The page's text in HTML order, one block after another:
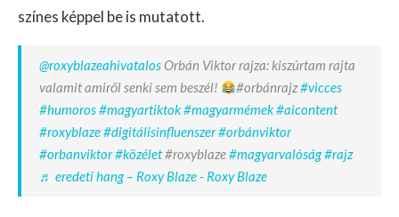
színes képpel be is mutatott.
@roxyblazeahivatalosOrbán Viktor rajza: kiszúrtam rajta
valamit amiről senki sem beszél!
#orbánrajz#vicces
#humoros#magyartiktok#magyarmémek#aicontent
#roxyblaze#digitálisinfluenszer#orbánviktor
#orbanviktor#közélet#roxyblaze#magyarvalóság#rajz
♬ eredeti hang – Roxy Blaze - Roxy Blaze